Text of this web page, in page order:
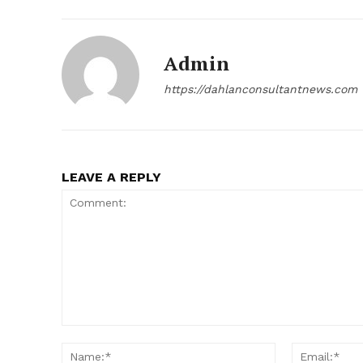
Admin
https://dahlanconsultantnews.com
LEAVE A REPLY
Name:*